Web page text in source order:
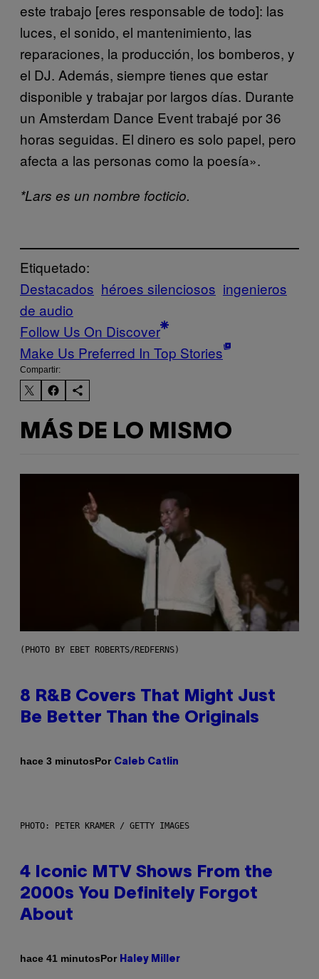
este trabajo [eres responsable de todo]: las
luces, el sonido, el mantenimiento, las
reparaciones, la producción, los bomberos, y
el DJ. Además, siempre tienes que estar
disponible y trabajar por largos días. Durante
un Amsterdam Dance Event trabajé por 36
horas seguidas. El dinero es solo papel, pero
afecta a las personas como la poesía».
*Lars es un nombre focticio.
Etiquetado:
Destacados héroes silenciosos ingenieros
de audio
Follow Us On Discover
Make Us Preferred In Top Stories
Compartir:
MÁS DE LO MISMO
(PHOTO BY EBET ROBERTS/REDFERNS)
8 R&B Covers That Might Just
Be Better Than the Originals
hace 3 minutosPor Caleb Catlin
PHOTO: PETER KRAMER / GETTY IMAGES
4 Iconic MTV Shows From the
2000s You Definitely Forgot
About
hace 41 minutosPor Haley Miller